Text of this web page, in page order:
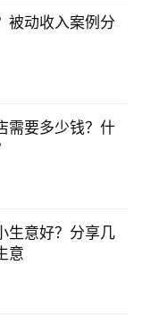
被动收入案例分
需要多少钱？什
生意好？分享几
意